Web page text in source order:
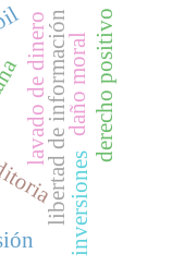
libertad de información
lavado de dinero daño moralderecho positivo
inversiones